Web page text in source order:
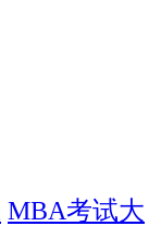
MBA考试大